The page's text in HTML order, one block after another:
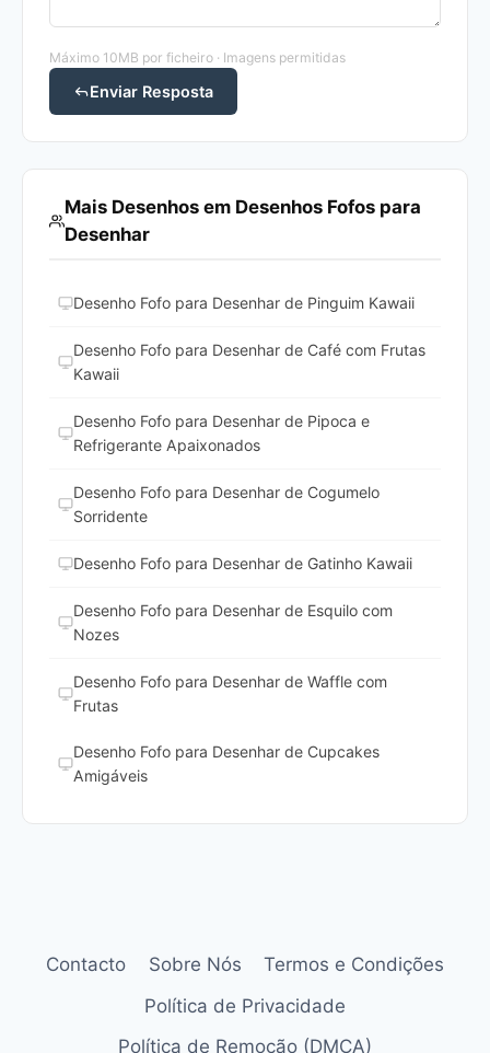
Máximo 10MB por ficheiro · Imagens permitidas
Enviar Resposta
Mais Desenhos em Desenhos Fofos para
Desenhar
Desenho Fofo para Desenhar de Pinguim Kawaii
Desenho Fofo para Desenhar de Café com Frutas
Kawaii
Desenho Fofo para Desenhar de Pipoca e
Refrigerante Apaixonados
Desenho Fofo para Desenhar de Cogumelo
Sorridente
Desenho Fofo para Desenhar de Gatinho Kawaii
Desenho Fofo para Desenhar de Esquilo com
Nozes
Desenho Fofo para Desenhar de Waffle com
Frutas
Desenho Fofo para Desenhar de Cupcakes
Amigáveis
Contacto Sobre Nós
Termos e Condições
Política de Privacidade
Política de Remoção (DMCA)